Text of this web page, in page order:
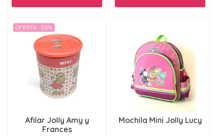
OFERTA -50%
Afilar Jolly Amy y
Frances
Mochila Mini Jolly Lucy